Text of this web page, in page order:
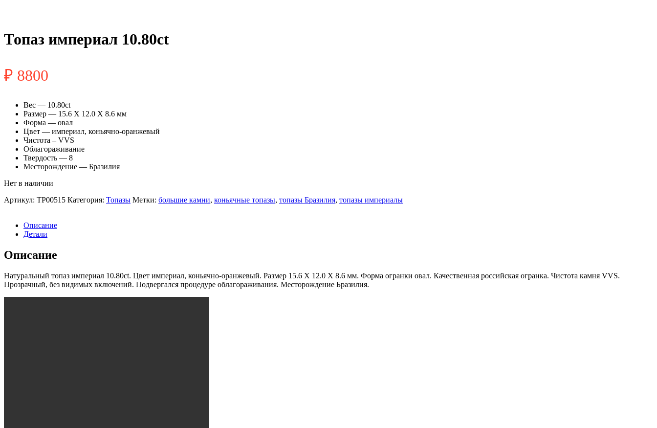
Топаз империал 10.80ct
₽ 8800
Вес — 10.80ct
Размер — 15.6 X 12.0 X 8.6 мм
Форма — овал
Цвет — империал, коньячно-оранжевый
Чистота – VVS
Облагораживание
Твердость — 8
Месторождение — Бразилия
Нет в наличии
Артикул: TP00515 Категория: Топазы Метки: большие камни, коньячные топазы, топазы Бразилия, топазы империалы
Описание
Детали
Описание
Натуральный топаз империал 10.80ct. Цвет империал, коньячно-оранжевый. Размер 15.6 X 12.0 X 8.6 мм. Форма огранки овал. Качественная российская огранка. Чистота камня VVS.
Прозрачный, без видимых включений. Подвергался процедуре облагораживания. Месторождение Бразилия.